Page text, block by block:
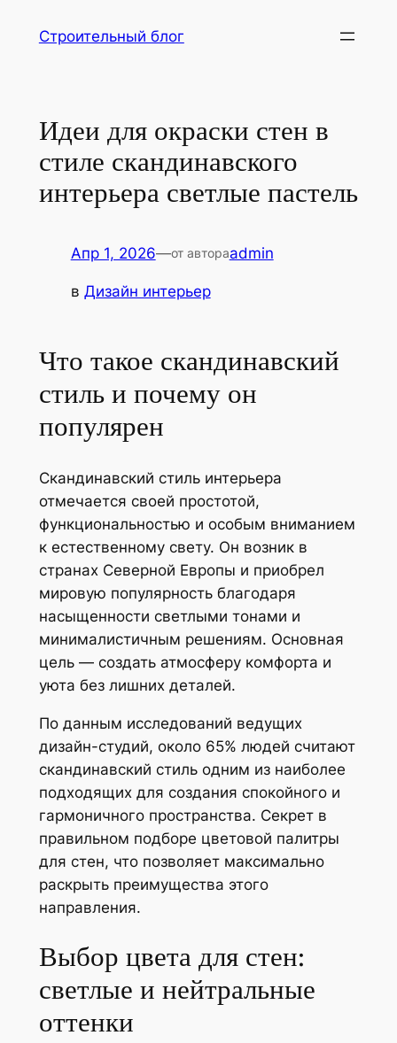
Строительный блог
Идеи для окраски стен в
стиле скандинавского
интерьера светлые пастель
Апр 1, 2026—от автораadmin
в Дизайн интерьер
Что такое скандинавский
стиль и почему он
популярен
Скандинавский стиль интерьера
отмечается своей простотой,
функциональностью и особым вниманием
к естественному свету. Он возник в
странах Северной Европы и приобрел
мировую популярность благодаря
насыщенности светлыми тонами и
минималистичным решениям. Основная
цель — создать атмосферу комфорта и
уюта без лишних деталей.
По данным исследований ведущих
дизайн-студий, около 65% людей считают
скандинавский стиль одним из наиболее
подходящих для создания спокойного и
гармоничного пространства. Секрет в
правильном подборе цветовой палитры
для стен, что позволяет максимально
раскрыть преимущества этого
направления.
Выбор цвета для стен:
светлые и нейтральные
оттенки